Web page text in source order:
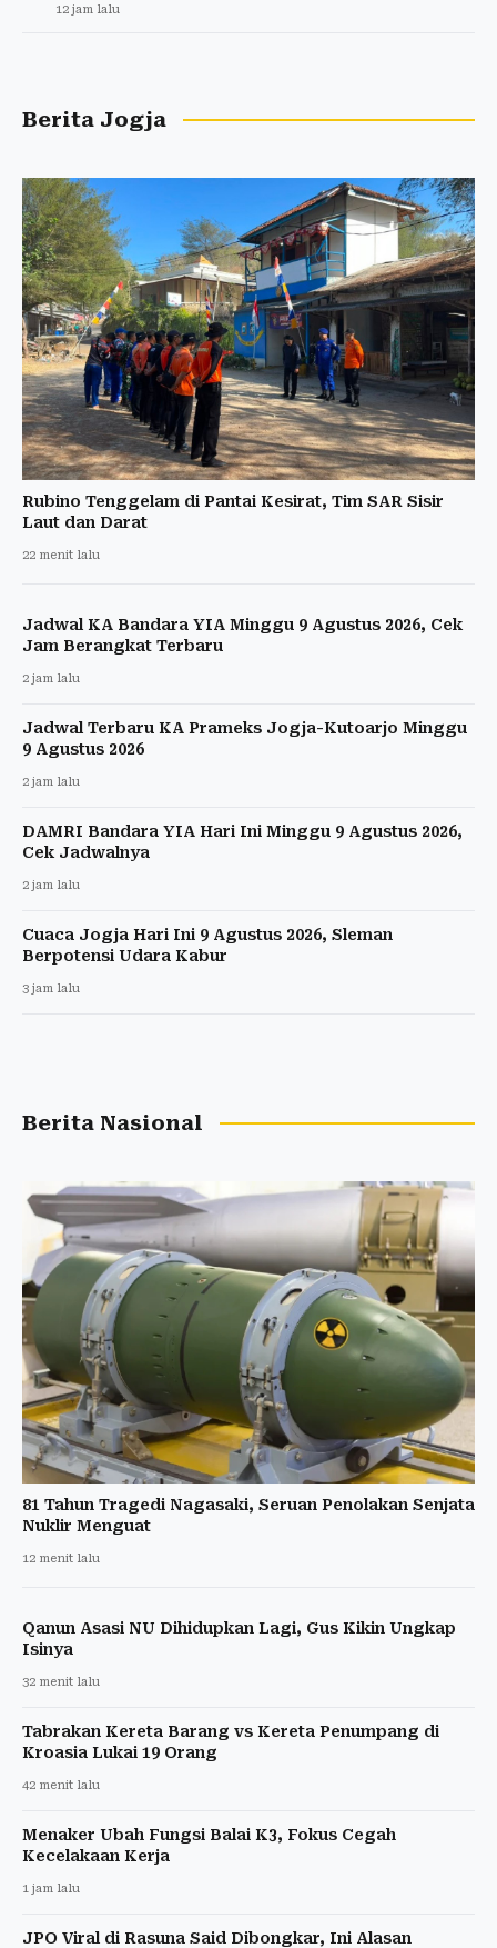
12 jam lalu
Berita Jogja
Rubino Tenggelam di Pantai Kesirat, Tim SAR Sisir
Laut dan Darat
22 menit lalu
Jadwal KA Bandara YIA Minggu 9 Agustus 2026, Cek
Jam Berangkat Terbaru
2 jam lalu
Jadwal Terbaru KA Prameks Jogja-Kutoarjo Minggu
9 Agustus 2026
2 jam lalu
DAMRI Bandara YIA Hari Ini Minggu 9 Agustus 2026,
Cek Jadwalnya
2 jam lalu
Cuaca Jogja Hari Ini 9 Agustus 2026, Sleman
Berpotensi Udara Kabur
3 jam lalu
Berita Nasional
81 Tahun Tragedi Nagasaki, Seruan Penolakan Senjata
Nuklir Menguat
12 menit lalu
Qanun Asasi NU Dihidupkan Lagi, Gus Kikin Ungkap
Isinya
32 menit lalu
Tabrakan Kereta Barang vs Kereta Penumpang di
Kroasia Lukai 19 Orang
42 menit lalu
Menaker Ubah Fungsi Balai K3, Fokus Cegah
Kecelakaan Kerja
1 jam lalu
JPO Viral di Rasuna Said Dibongkar, Ini Alasan